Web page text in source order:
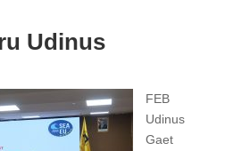
Udinus
FEB
Udinus
Gaet